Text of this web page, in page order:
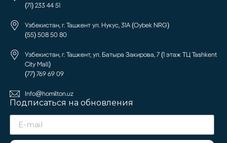
(71) 233 44 51
Узбекистан, г. Ташкент ул. Нукус, 31А (Oybek NRG)
(55) 508 50 80
Узбекистан, г. Ташкент, ул. Батыра Закирова, 7 (1 этаж ТЦ Tashkent
City Mall)
(77) 769 69 09
Info@homilton.uz
Подписаться на обновления